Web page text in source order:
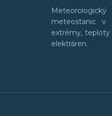
meteostanic v
extrémy, teploty
elektráren.